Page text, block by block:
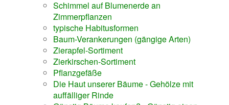
Schimmel auf Blumenerde an
Zimmerpflanzen
typische Habitusformen
Baum-Verankerungen (gängige Arten)
Zierapfel-Sortiment
Zierkirschen-Sortiment
Pflanzgefäße
Die Haut unserer Bäume - Gehölze mit
auffälliger Rinde